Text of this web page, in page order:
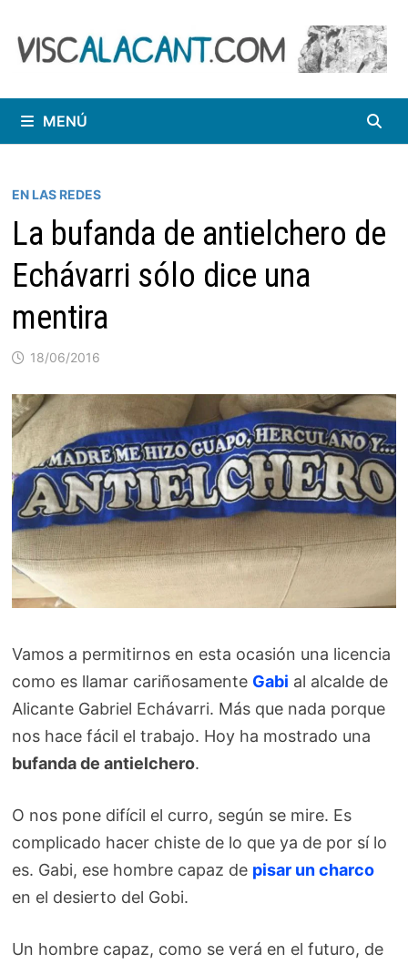
contenido
MENÚ
EN LAS REDES
La bufanda de antielchero de
Echávarri sólo dice una
mentira
18/06/2016
Vamos a permitirnos en esta ocasión una licencia
como es llamar cariñosamente Gabi al alcalde de
Alicante Gabriel Echávarri. Más que nada porque
nos hace fácil el trabajo. Hoy ha mostrado una
bufanda de antielchero.
O nos pone difícil el curro, según se mire. Es
complicado hacer chiste de lo que ya de por sí lo
es. Gabi, ese hombre capaz de pisar un charco
en el desierto del Gobi.
Un hombre capaz, como se verá en el futuro, de